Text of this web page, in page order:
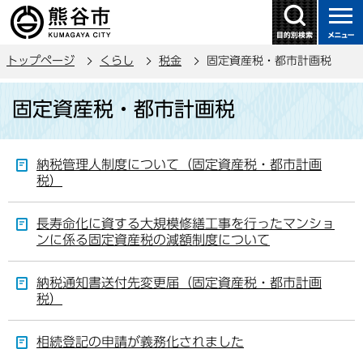
の
トップページ くらし 税金 固定資産税・都市計画税
固定資産税・都市計画税
納税管理人制度について（固定資産税・都市計画
税）
長寿命化に資する大規模修繕工事を行ったマンショ
ンに係る固定資産税の減額制度について
納税通知書送付先変更届（固定資産税・都市計画
税）
相続登記の申請が義務化されました